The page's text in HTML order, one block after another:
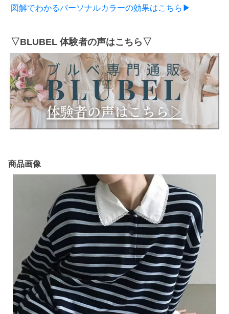
図解でわかるパーソナルカラーの効果はこちら▶
▽BLUBEL 体験者の声はこちら▽
商品画像